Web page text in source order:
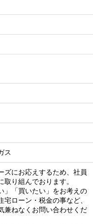
ス
ズにお応えするため、社員
り組んでおります。
」「買いたい」をお考えの
ローン・税金の事など、
兼ねなくお問い合わせくだ